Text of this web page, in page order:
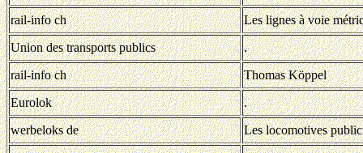
rail-info ch
Les lignes à voie
Union des transports publics
.
rail-info ch
Thomas Köppel
Eurolok
.
werbeloks de
Les locomotives